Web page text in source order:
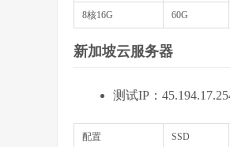
8核16G 60G
新加坡云服务器
测试IP：
配置 SSD